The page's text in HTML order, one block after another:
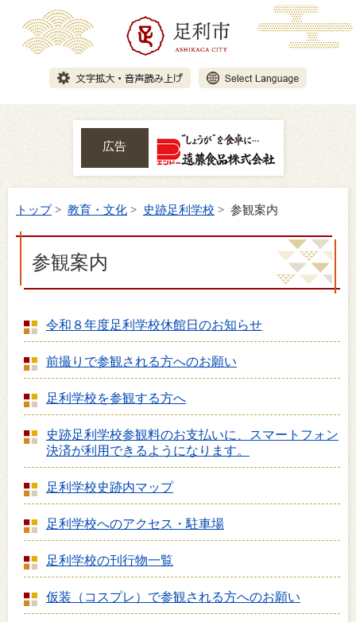
広告
トップ> 教育・文化 > 史跡足利学校 > 参観案内
参観案内
令和８年度足利学校休館日のお知らせ
前撮りで参観される方へのお願い
足利学校を参観する方へ
史跡足利学校参観料のお支払いに、スマートフォン
決済が利用できるようになります。
足利学校史跡内マップ
足利学校へのアクセス・駐車場
足利学校の刊行物一覧
仮装（コスプレ）で参観される方へのお願い